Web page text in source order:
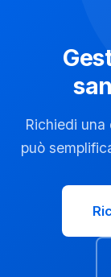
Richiedi
può